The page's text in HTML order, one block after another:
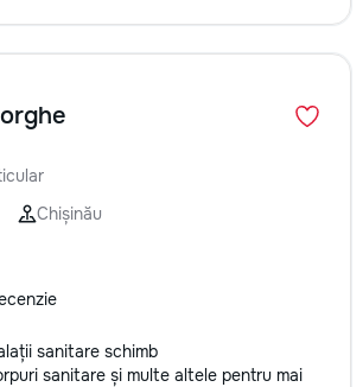
Chișinău
sanitare schimb
sanitare și multe altele pentru mai